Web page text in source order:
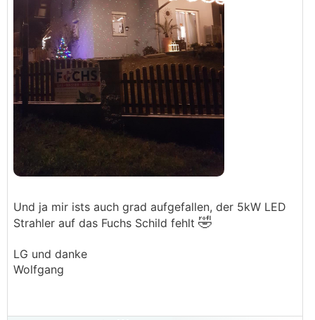
Und ja mir ists auch grad aufgefallen, der 5kW LED
Strahler auf das Fuchs Schild fehlt 🤣
LG und danke
Wolfgang